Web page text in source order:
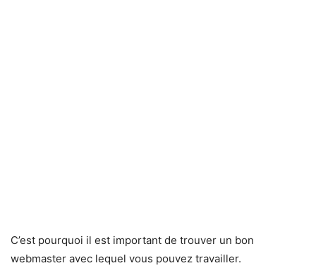
C’est pourquoi il est important de trouver un bon
webmaster avec lequel vous pouvez travailler.